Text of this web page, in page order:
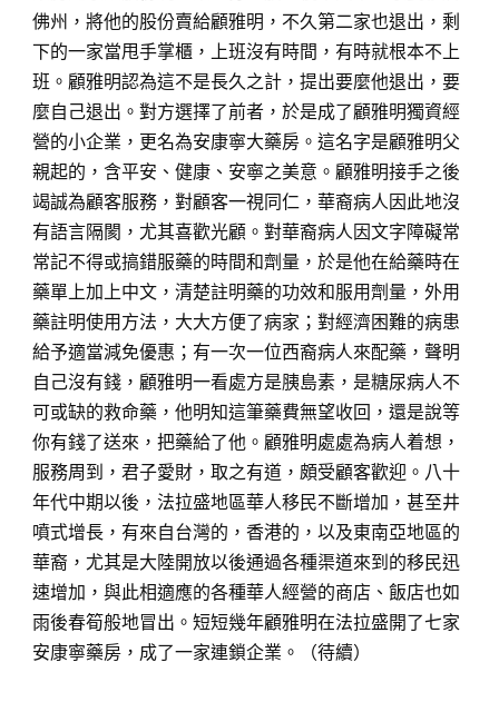
佛州，將他的股份賣給顧雅明，不久第二家也退出，剩
下的一家當甩手掌櫃，上班沒有時間，有時就根本不上
班。顧雅明認為這不是長久之計，提出要麼他退出，要
麼自己退出。對方選擇了前者，於是成了顧雅明獨資經
營的小企業，更名為安康寧大藥房。這名字是顧雅明父
親起的，含平安、健康、安寧之美意。顧雅明接手之後
竭誠為顧客服務，對顧客一視同仁，華裔病人因此地沒
有語言隔閡，尤其喜歡光顧。對華裔病人因文字障礙常
常記不得或搞錯服藥的時間和劑量，於是他在給藥時在
藥單上加上中文，清楚註明藥的功效和服用劑量，外用
藥註明使用方法，大大方便了病家；對經濟困難的病患
給予適當減免優惠；有一次一位西裔病人來配藥，聲明
自己沒有錢，顧雅明一看處方是胰島素，是糖尿病人不
可或缺的救命藥，他明知這筆藥費無望收回，還是說等
你有錢了送來，把藥給了他。顧雅明處處為病人着想，
服務周到，君子愛財，取之有道，頗受顧客歡迎。八十
年代中期以後，法拉盛地區華人移民不斷增加，甚至井
噴式增長，有來自台灣的，香港的，以及東南亞地區的
華裔，尤其是大陸開放以後通過各種渠道來到的移民迅
速增加，與此相適應的各種華人經營的商店、飯店也如
雨後春筍般地冒出。短短幾年顧雅明在法拉盛開了七家
安康寧藥房，成了一家連鎖企業。
（待續）